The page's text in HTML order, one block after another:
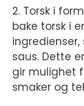
2. Torsk i
bake torsk i
saus. Dette
gir mulighet
smaker og